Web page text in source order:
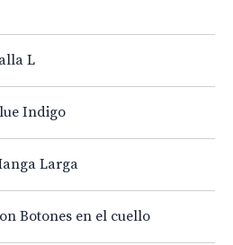
L
Indigo
Larga
Botones en el cuello